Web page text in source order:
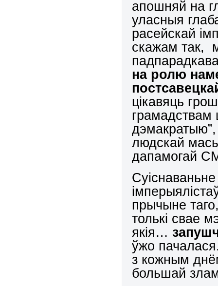
апошняй на
уласныя
расейскай
скажам так,
на ролю
цікавяць
грамадствам
людскай
дапамогай
прычыне
толькі свае
якія…
ўжо
з кожным
большай